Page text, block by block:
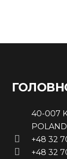
40-007
POLAND
+48 32
+48 32